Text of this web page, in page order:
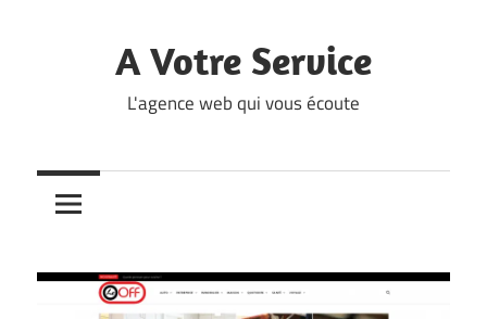
A Votre Service
L'agence web qui vous écoute